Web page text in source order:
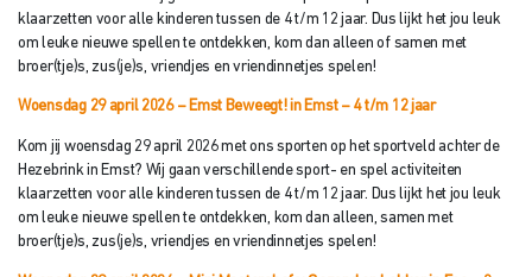
klaarzetten voor alle kinderen tussen de 4 t/m 12 jaar. Dus lijkt het jou leuk
om leuke nieuwe spellen te ontdekken, kom dan alleen of samen met
broer(tje)s, zus(je)s, vriendjes en vriendinnetjes spelen!
Woensdag 29 april 2026 – Emst Beweegt! in Emst – 4 t/m 12 jaar
Kom jij woensdag 29 april 2026 met ons sporten op het sportveld achter de
Hezebrink in Emst? Wij gaan verschillende sport- en spel activiteiten
klaarzetten voor alle kinderen tussen de 4 t/m 12 jaar. Dus lijkt het jou leuk
om leuke nieuwe spellen te ontdekken, kom dan alleen, samen met
broer(tje)s, zus(je)s, vriendjes en vriendinnetjes spelen!